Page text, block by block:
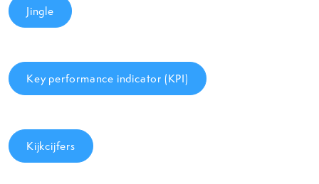
Jingle
Key performance indicator (KPI)
Kijkcijfers